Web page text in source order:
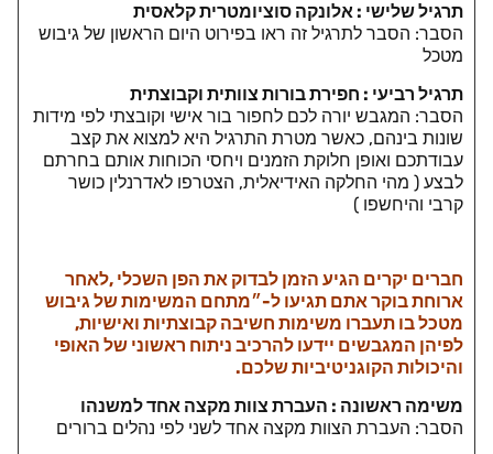
תרגיל שלישי : אלונקה סוציומטרית קלאסית
הסבר: הסבר לתרגיל זה ראו בפירוט היום הראשון של גיבוש
מטכל
תרגיל רביעי : חפירת בורות צוותית וקבוצתית
הסבר: המגבש יורה לכם לחפור בור אישי וקובצתי לפי מידות
שונות בינהם, כאשר מטרת התרגיל היא למצוא את קצב
עבודתכם ואופן חלוקת הזמנים ויחסי הכוחות אותם בחרתם
לבצע ( מהי החלקה האידיאלית, הצטרפו לאדרנלין כושר
קרבי והיחשפו )
חברים יקרים הגיע הזמן לבדוק את הפן השכלי ,לאחר
ארוחת בוקר אתם תגיעו ל-״מתחם המשימות של גיבוש
מטכל בו תעברו משימות חשיבה קבוצתיות ואישיות,
לפיהן המגבשים יידעו להרכיב ניתוח ראשוני של האופי
והיכולות הקוגניטיביות שלכם.
משימה ראשונה : העברת צוות מקצה אחד למשנהו
הסבר: העברת הצוות מקצה אחד לשני לפי נהלים ברורים